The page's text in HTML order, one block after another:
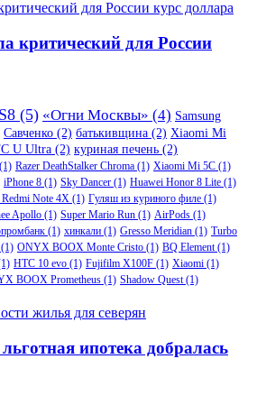
критический для России
(5) «Огни Москвы» (4) Samsung
Савченко (2) батькивщина (2) Xiaomi Mi
U Ultra (2) куриная печень (2)
(1) Razer DeathStalker Chroma (1) Xiaomi Mi 5C (1)
iPhone 8 (1) Sky Dancer (1) Huawei Honor 8 Lite (1)
Note 4X (1) Гуляш из куриного филе (1)
Apollo (1) Super Mario Run (1) AirPods (1)
(1) хинкали (1) Gresso Meridian (1) Turbo
(1) ONYX BOOX Monte Cristo (1) BQ Element(1)
HTC 10 evo (1) Fujifilm X100F (1) Xiaomi (1)
BOOX Prometheus (1) Shadow Quest(1)
ипотека добралась